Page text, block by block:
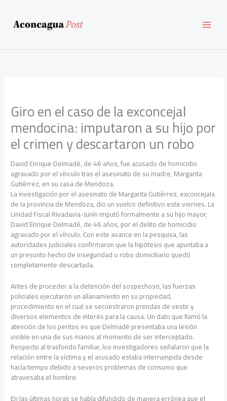
contenido
Giro en el caso de la exconcejal
mendocina: imputaron a su hijo por
el crimen y descartaron un robo
David Enrique Delmadé, de 46 años, fue acusado de homicidio
agravado por el vínculo tras el asesinato de su madre, Margarita
Gutiérrez, en su casa de Mendoza.
La investigación por el asesinato de Margarita Gutiérrez, exconcejala
de la provincia de Mendoza, dio un vuelco definitivo este viernes. La
Unidad Fiscal Rivadavia-Junín imputó formalmente a su hijo mayor,
David Enrique Delmadé, de 46 años, por el delito de homicidio
agravado por el vínculo. Con este avance en la pesquisa, las
autoridades judiciales confirmaron que la hipótesis que apuntaba a
un presunto hecho de inseguridad o robo domiciliario quedó
completamente descartada.
Antes de proceder a la detención del sospechoso, las fuerzas
policiales ejecutaron un allanamiento en su propiedad,
procedimiento en el cual se secuestraron prendas de vestir y
diversos elementos de interés para la causa. Un dato que llamó la
atención de los peritos es que Delmadé presentaba una lesión
visible en una de sus manos al momento de ser interceptado.
Respecto al trasfondo familiar, los investigadores señalaron que la
relación entre la víctima y el acusado estaba interrumpida desde
hacía tiempo debido a severos problemas de consumo que
atravesaba el hombre.